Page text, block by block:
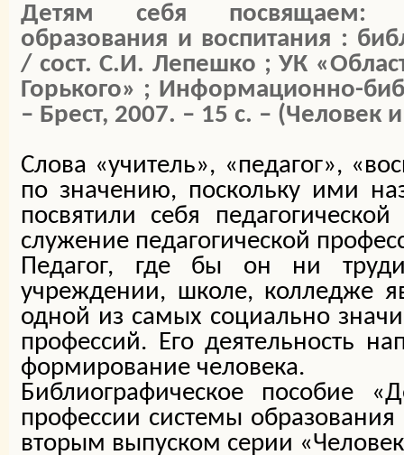
Детям себя посвящаем:
образования и воспитания :
/ сост. С.И. Лепешко ; УК
Горького» ; Информационно-
– Брест, 2007. – 15 с. – (Человек
Слова «учитель», «педагог»,
по значению, поскольку ими
посвятили себя
служение педагогической
Педагог, где бы он ни
учреждении, школе, колледже
одной из самых социально
профессий. Его деятельность
формирование человека.
Библиографическое пособие
профессии системы образования
вторым выпуском серии